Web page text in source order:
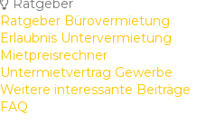
Ratgeber
Ratgeber Bürovermietung
Erlaubnis Untervermietung
Mietpreisrechner
Untermietvertrag Gewerbe
Weitere interessante Beiträge
FAQ